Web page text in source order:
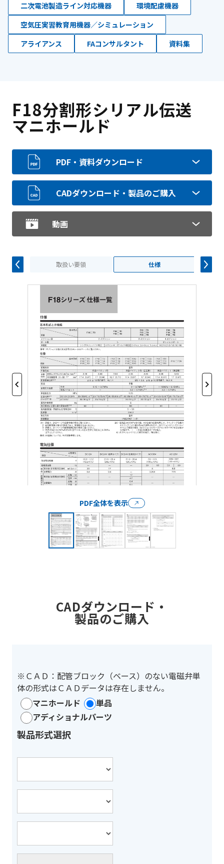
二次電池製造ライン対応機器
環境配慮機器
空気圧実習教育用機器／シミュレーション
アライアンス
FAコンサルタント 資料集
F18分割形シリアル伝送
マニホールド
PDF・資料ダウンロード
CADダウンロード・製品のご購入
動画
取扱い要領 仕様
PDF全体を表示
CADダウンロード・
製品のご購入
※ＣＡＤ：配管ブロック（ベース）のない電磁弁単
体の形式はＣＡＤデータは存在しません。
マニホールド
単品
アディショナルパーツ
製品形式選択